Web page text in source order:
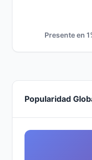
Presente en
Popularidad